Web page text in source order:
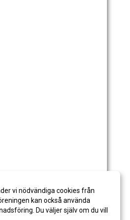
vi nödvändiga cookies från
kan också använda
Du väljer själv om du vill